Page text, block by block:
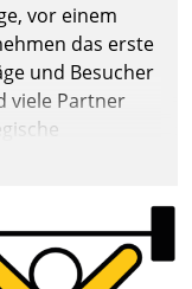
vor einem
das erste
und Besucher
viele Partner